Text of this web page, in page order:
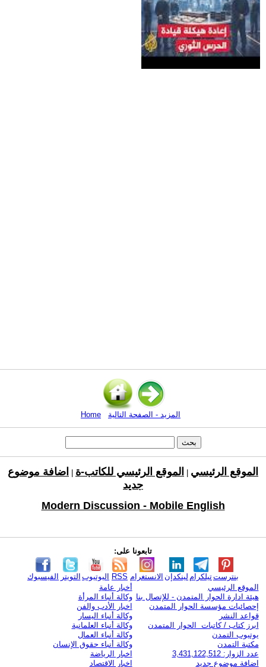
Home المزيد - الصفحة التالية
الموقع الرئيسي الموقع الرئيسي للكاتب-ة
اضافة موضوع
جديد
Modern Discussion - Mobile English
تابعونا على:
الفيسبوك التويتر اليوتيوب RSS الانستغرام لينكدإن تيلكرامبنترست
الموقع الرئيسي
هيئة ادارة الحوار المتمدن - للإتصال بنا
إحصائيات مؤسسة الحوار المتمدن
قواعد النشر
ابرز كتاب / كاتبات الحوار المتمدن
يوتيوب التمدن
مكتبة التمدن
عدد الزوار: 3,431,122,512
اضافة موضوع جديد
أخبار عامة
وكالة أنباء المرأة
اخبار الأدب والفن
وكالة أنباء اليسار
وكالة أنباء العلمانية
وكالة أنباء العمال
وكالة أنباء حقوق الإنسان
اخبار الرياضة
اخبار الاقتصاد